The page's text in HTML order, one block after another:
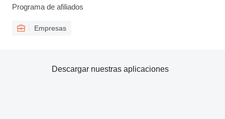
Programa de afiliados
Empresas
Descargar nuestras aplicaciones